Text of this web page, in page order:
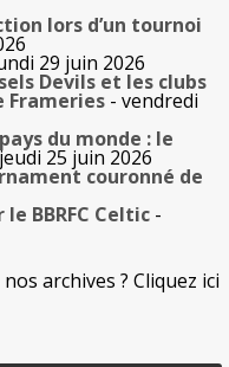
lors d’un tournoi
29 juin 2026
Devils et les clubs
Frameries - vendredi
du monde : le
25 juin 2026
couronné de
BBRFC Celtic -
archives ? Cliquez ici